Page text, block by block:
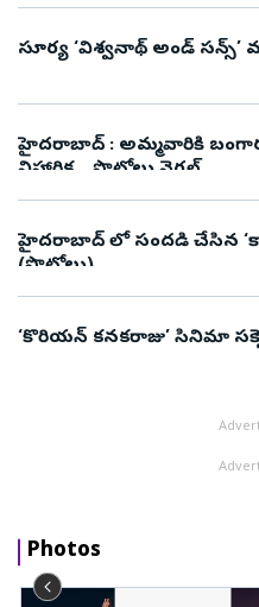
సూర్య ‘విశ్వనాథ్ అండ్ సన్స్’
హైదరాబాద్ : అమ్మవారికి
నిహారిక .. ఫొటోలు వైరల్
హైదరాబాద్ లో సందడి చేసిన
(ఫొటోలు)
‘కొరియన్‌ కనకరాజు’ సినిమా
Photos